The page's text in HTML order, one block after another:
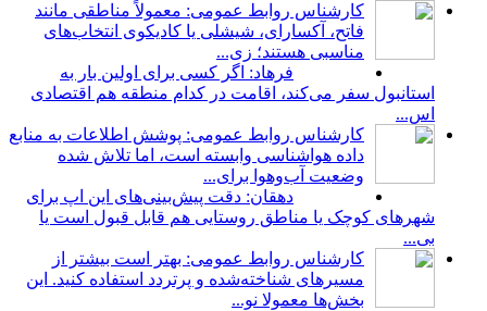
کارشناس روابط عمومی: معمولاً مناطقی مانند
فاتح، آکسارای، شیشلی یا کادیکوی انتخاب‌های
مناسبی هستند؛ زی...
فرهاد: اگر کسی برای اولین بار به
استانبول سفر می‌کند، اقامت در کدام منطقه هم اقتصادی
اس...
کارشناس روابط عمومی: پوشش اطلاعات به منابع
داده هواشناسی وابسته است، اما تلاش شده
وضعیت آب‌وهوا برای...
دهقان: دقت پیش‌بینی‌های این اپ برای
شهرهای کوچک یا مناطق روستایی هم قابل قبول است یا
بی...
کارشناس روابط عمومی: بهتر است بیشتر از
مسیرهای شناخته‌شده و پرتردد استفاده کنید. این
بخش‌ها معمولا نو...